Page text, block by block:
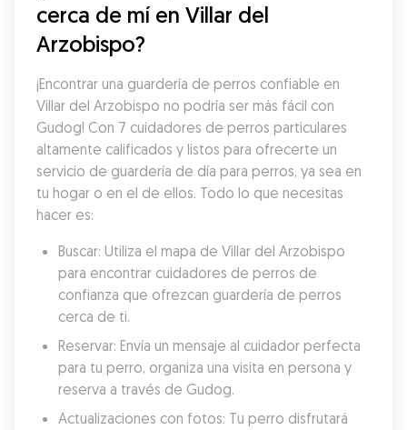
cerca de mí en Villar del
Arzobispo?
¡Encontrar una guardería de perros confiable en
Villar del Arzobispo no podría ser más fácil con
Gudog! Con 7 cuidadores de perros particulares
altamente calificados y listos para ofrecerte un
servicio de guardería de día para perros, ya sea en
tu hogar o en el de ellos. Todo lo que necesitas
hacer es:
Buscar: Utiliza el mapa de Villar del Arzobispo
para encontrar cuidadores de perros de
confianza que ofrezcan guardería de perros
cerca de ti.
Reservar: Envía un mensaje al cuidador perfecta
para tu perro, organiza una visita en persona y
reserva a través de Gudog.
Actualizaciones con fotos: Tu perro disfrutará